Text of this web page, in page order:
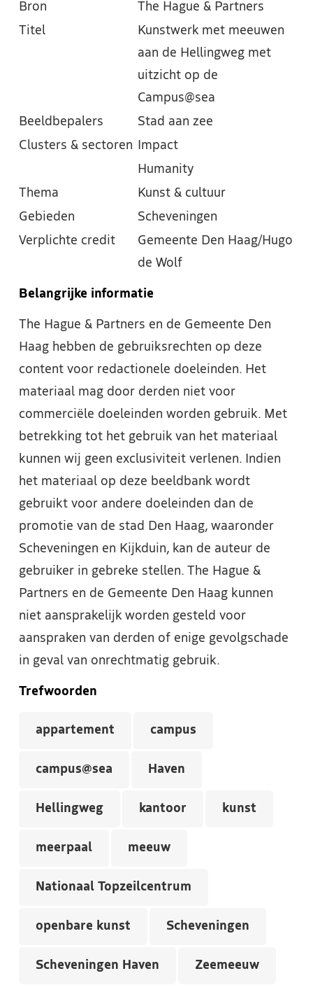
Bron
The Hague & Partners
Titel
Kunstwerk met meeuwen
aan de Hellingweg met
uitzicht op de
Campus@sea
Beeldbepalers
Stad aan zee
Clusters & sectoren Impact
Humanity
Thema
Kunst & cultuur
Gebieden
Scheveningen
Verplichte credit
Gemeente Den Haag/Hugo
de Wolf
Belangrijke informatie
The Hague & Partners en de Gemeente Den
Haag hebben de gebruiksrechten op deze
content voor redactionele doeleinden. Het
materiaal mag door derden niet voor
commerciële doeleinden worden gebruik. Met
betrekking tot het gebruik van het materiaal
kunnen wij geen exclusiviteit verlenen. Indien
het materiaal op deze beeldbank wordt
gebruikt voor andere doeleinden dan de
promotie van de stad Den Haag, waaronder
Scheveningen en Kijkduin, kan de auteur de
gebruiker in gebreke stellen. The Hague &
Partners en de Gemeente Den Haag kunnen
niet aansprakelijk worden gesteld voor
aanspraken van derden of enige gevolgschade
in geval van onrechtmatig gebruik.
Trefwoorden
appartement campus
campus@sea Haven
Hellingweg kantoor kunst
meerpaal meeuw
Nationaal Topzeilcentrum
openbare kunst Scheveningen
Scheveningen Haven Zeemeeuw